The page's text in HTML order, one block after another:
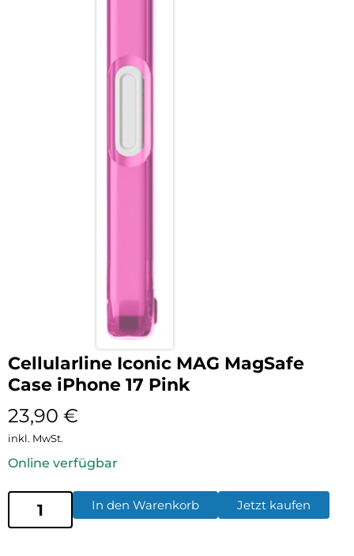
Cellularline Iconic MAG MagSafe
Case iPhone 17 Pink
23,90 €
inkl. MwSt.
Online verfügbar
In den Warenkorb Jetzt kaufen